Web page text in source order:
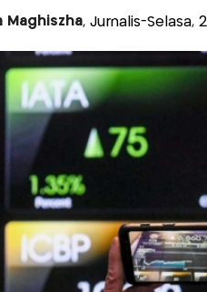
Maghiszha, Jurnalis-Selasa,